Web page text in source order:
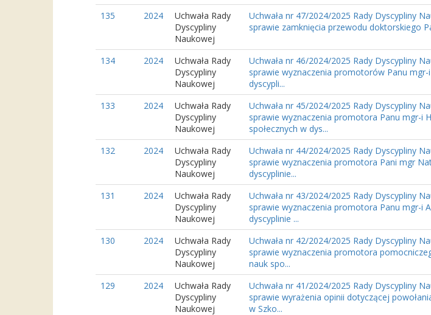
135 2024
Uchwała Rady
Dyscypliny
Naukowej
Uchwała nr 47/2024/2025 Rady Dyscypliny
sprawie zamknięcia przewodu doktorskiego
134 2024
Uchwała Rady
Dyscypliny
Naukowej
Uchwała nr 46/2024/2025 Rady Dyscypliny
sprawie wyznaczenia promotorów Panu
dyscypli...
133 2024
Uchwała Rady
Dyscypliny
Naukowej
Uchwała nr 45/2024/2025 Rady Dyscypliny
sprawie wyznaczenia promotora Panu mgr-i
społecznych w dys...
132 2024
Uchwała Rady
Dyscypliny
Naukowej
Uchwała nr 44/2024/2025 Rady Dyscypliny
sprawie wyznaczenia promotora Pani mgr
dyscyplinie...
131 2024
Uchwała Rady
Dyscypliny
Naukowej
Uchwała nr 43/2024/2025 Rady Dyscypliny
sprawie wyznaczenia promotora Panu mgr-i
dyscyplinie ...
130 2024
Uchwała Rady
Dyscypliny
Naukowej
Uchwała nr 42/2024/2025 Rady Dyscypliny
sprawie wyznaczenia promotora
nauk spo...
129 2024
Uchwała Rady
Dyscypliny
Naukowej
Uchwała nr 41/2024/2025 Rady Dyscypliny
sprawie wyrażenia opinii dotyczącej
w Szko...